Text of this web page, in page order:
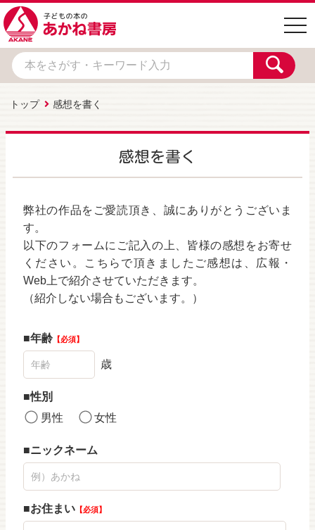
トップ 感想を書く
感想を書く
弊社の作品をご愛読頂き、誠にありがとうございま
す。
以下のフォームにご記入の上、皆様の感想をお寄せ
ください。こちらで頂きましたご感想は、広報・
Web上で紹介させていただきます。
（紹介しない場合もございます。）
年齢 必須
歳
性別
男性
女性
ニックネーム
お住まい 必須